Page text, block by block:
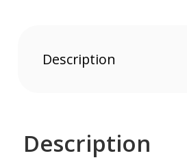
Description
Description